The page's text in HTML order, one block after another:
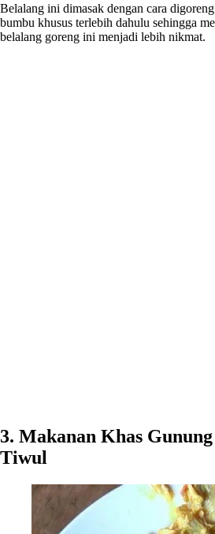
Belalang ini dimasak dengan cara
bumbu khusus terlebih dahulu sehingga
belalang goreng ini menjadi lebih nikmat.
3. Makanan Khas
Tiwul